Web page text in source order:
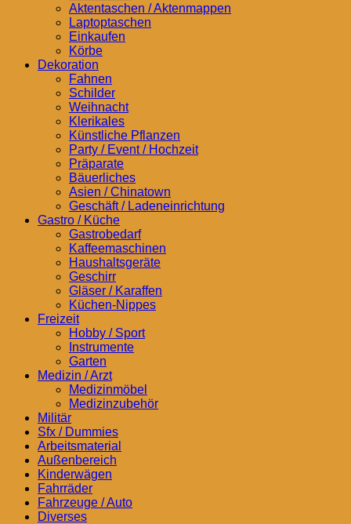
Aktentaschen / Aktenmappen
Laptoptaschen
Einkaufen
Körbe
Dekoration
Fahnen
Schilder
Weihnacht
Klerikales
Künstliche Pflanzen
Party / Event / Hochzeit
Präparate
Bäuerliches
Asien / Chinatown
Geschäft / Ladeneinrichtung
Gastro / Küche
Gastrobedarf
Kaffeemaschinen
Haushaltsgeräte
Geschirr
Gläser / Karaffen
Küchen-Nippes
Freizeit
Hobby / Sport
Instrumente
Garten
Medizin / Arzt
Medizinmöbel
Medizinzubehör
Militär
Sfx / Dummies
Arbeitsmaterial
Außenbereich
Kinderwägen
Fahrräder
Fahrzeuge / Auto
Diverses